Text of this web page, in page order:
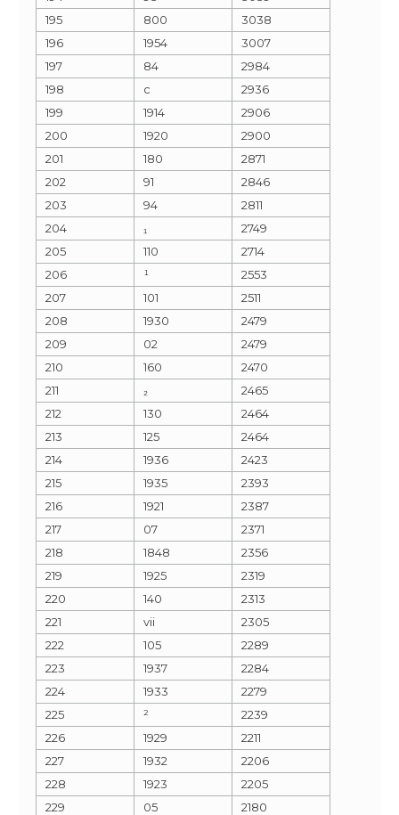
195
800
3038
196
1954
3007
197
84
2984
198
c
2936
199
1914
2906
200
1920
2900
201
180
2871
202
91
2846
203
94
2811
204
₁
2749
205
110
2714
206
¹
2553
207
101
2511
208
1930
2479
209
02
2479
210
160
2470
211
₂
2465
212
130
2464
213
125
2464
214
1936
2423
215
1935
2393
216
1921
2387
217
07
2371
218
1848
2356
219
1925
2319
220
140
2313
221
vii
2305
222
105
2289
223
1937
2284
224
1933
2279
225
²
2239
226
1929
2211
227
1932
2206
228
1923
2205
229
05
2180